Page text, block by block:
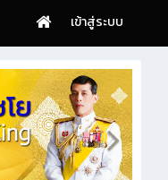
เข้าสู่ระบบ